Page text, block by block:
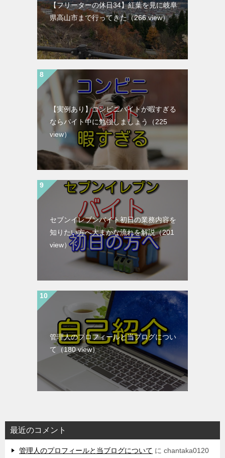
【フリーターの休日34】紅葉を見に岐阜
県高山市まで行ってきた（266 view）
【実例あり】コンビニバイトが暇すぎる
ならバイト中に勉強しましょう
（225
view）
セブンイレブンバイト初日の業務内容を
知りたい方へ大まかな流れを解説（201
view）
管理人のプロフィールと当ブログについ
て
（180 view）
最近のコメント
管理人のプロフィールと当ブログについて に chantaka0120